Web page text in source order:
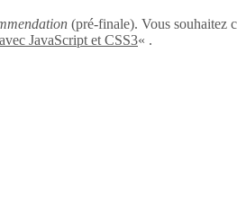
(pré-finale). Vous souhaitez
JavaScript et CSS3« .